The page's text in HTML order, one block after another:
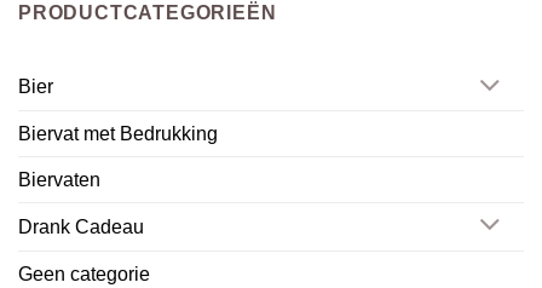
PRODUCTCATEGORIEËN
Bier
Biervat met Bedrukking
Biervaten
Drank Cadeau
Geen categorie